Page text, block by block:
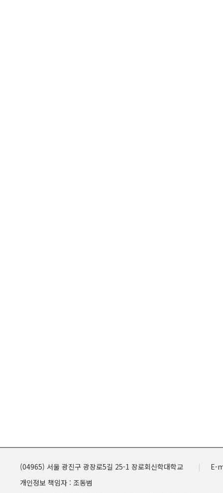
(04965) 서울 광진구 광장로5길 25-1 장로회신학대학교
E-
개인정보 책임자 : 조동범